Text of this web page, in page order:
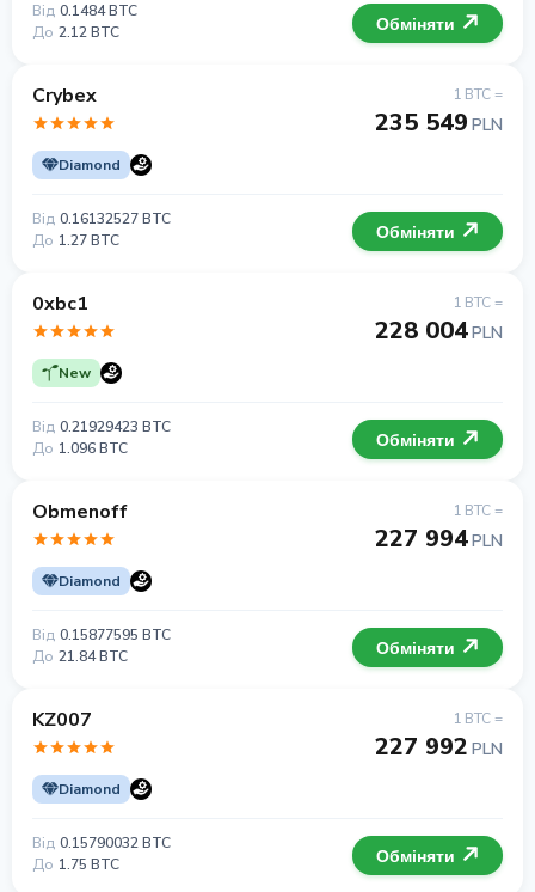
Від 0.1484 BTC
До 2.12 BTC Обміняти
Crybex
Diamond
1 BTC =
235 549 PLN
Від 0.16132527 BTC
До 1.27 BTC Обміняти
0xbc1
New
1 BTC =
228 004PLN
Від 0.21929423 BTC
До 1.096 BTC Обміняти
Obmenoff
Diamond
1 BTC =
227 994PLN
Від 0.15877595 BTC
До 21.84 BTC Обміняти
KZ007
Diamond
1 BTC =
227 992 PLN
Від 0.15790032 BTC
До 1.75 BTC Обміняти